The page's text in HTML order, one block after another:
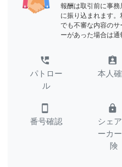
報酬は取引前に事
に振り込まれます
でも不審な内容の
ーがあった場合は通
perm_phone_msg
パトロー
ル
assignment_ind
本人
smartphone
番号確認
lock
シェ
ーカ
険